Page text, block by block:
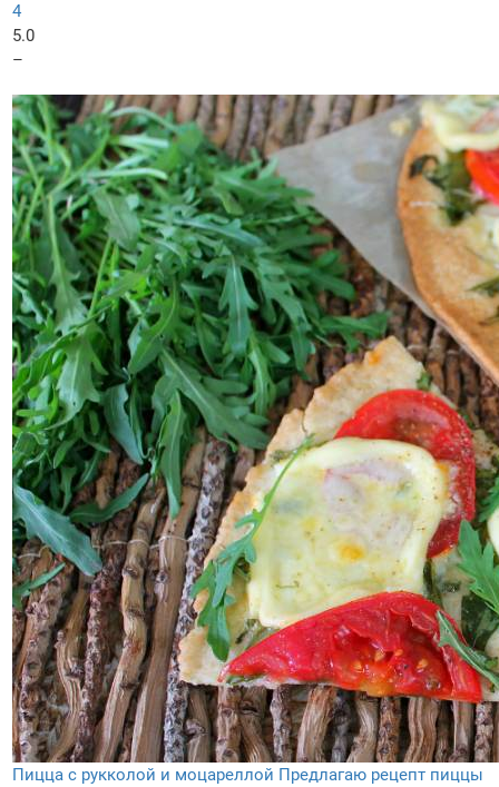
4
5.0
–
Пицца с рукколой и моцареллой Предлагаю рецепт пиццы